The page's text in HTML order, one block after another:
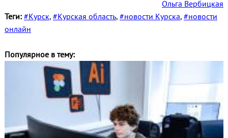
Ольга Вербицкая
Теги: #Курск, #Курская область, #новости Курска, #новости
онлайн
Популярное в тему: